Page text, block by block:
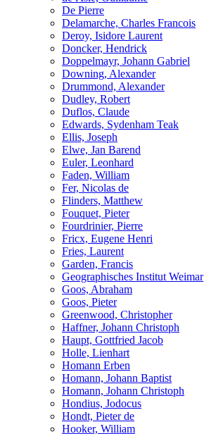
De Pierre
Delamarche, Charles Francois
Deroy, Isidore Laurent
Doncker, Hendrick
Doppelmayr, Johann Gabriel
Downing, Alexander
Drummond, Alexander
Dudley, Robert
Duflos, Claude
Edwards, Sydenham Teak
Ellis, Joseph
Elwe, Jan Barend
Euler, Leonhard
Faden, William
Fer, Nicolas de
Flinders, Matthew
Fouquet, Pieter
Fourdrinier, Pierre
Fricx, Eugene Henri
Fries, Laurent
Garden, Francis
Geographisches Institut Weimar
Goos, Abraham
Goos, Pieter
Greenwood, Christopher
Haffner, Johann Christoph
Haupt, Gottfried Jacob
Holle, Lienhart
Homann Erben
Homann, Johann Baptist
Homann, Johann Christoph
Hondius, Jodocus
Hondt, Pieter de
Hooker, William